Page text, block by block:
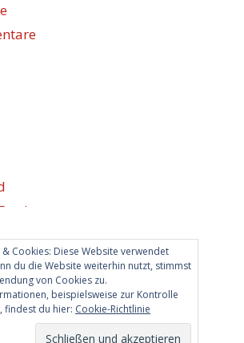
& Cookies: Diese Website verwendet
du die Website weiterhin nutzt, stimmst
von Cookies zu.
beispielsweise zur Kontrolle
findest du hier: Cookie-Richtlinie